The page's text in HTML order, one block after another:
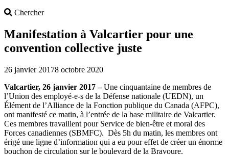
ChercherSearch
Manifestation à Valcartier pour une
convention collective juste
26 janvier 20178 octobre 2020
Valcartier, 26 janvier 2017 –Une cinquantaine de membres de
l’Union des employé-e-s de la Défense nationale (UEDN), un
Élément de l’Alliance de la Fonction publique du Canada (AFPC),
ont manifesté ce matin, à l’entrée de la base militaire de Valcartier.
Ces membres travaillent pour Service de bien-être et moral des
Forces canadiennes (SBMFC). Dès 5h du matin, les membres ont
érigé une ligne d’information qui a eu pour effet de créer un énorme
bouchon de circulation sur le boulevard de la Bravoure.